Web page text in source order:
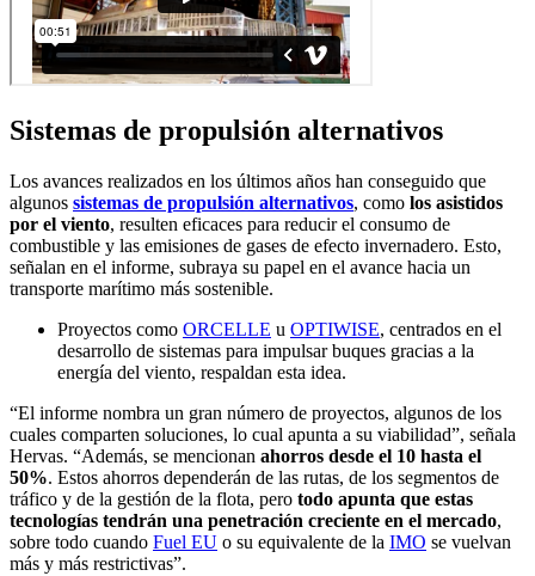
Sistemas de propulsión alternativos
Los avances realizados en los últimos años han conseguido que
algunos sistemas de propulsión alternativos, como los asistidos
por el viento, resulten eficaces para reducir el consumo de
combustible y las emisiones de gases de efecto invernadero. Esto,
señalan en el informe, subraya su papel en el avance hacia un
transporte marítimo más sostenible.
Proyectos como ORCELLE u OPTIWISE, centrados en el
desarrollo de sistemas para impulsar buques gracias a la
energía del viento, respaldan esta idea.
“El informe nombra un gran número de proyectos, algunos de los
cuales comparten soluciones, lo cual apunta a su viabilidad”, señala
Hervas. “Además, se mencionan ahorros desde el 10 hasta el
50%. Estos ahorros dependerán de las rutas, de los segmentos de
tráfico y de la gestión de la flota, pero todo apunta que estas
tecnologías tendrán una penetración creciente en el mercado,
sobre todo cuando Fuel EU o su equivalente de la IMO se vuelvan
más y más restrictivas”.